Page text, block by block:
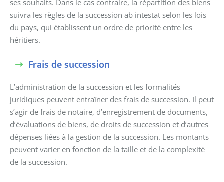
ses souhaits. Dans le cas contraire, la répartition des biens
suivra les règles de la succession ab intestat selon les lois
du pays, qui établissent un ordre de priorité entre les
héritiers.
Frais de succession
L’administration de la succession et les formalités
juridiques peuvent entraîner des frais de succession. Il peut
s’agir de frais de notaire, d’enregistrement de documents,
d’évaluations de biens, de droits de succession et d’autres
dépenses liées à la gestion de la succession. Les montants
peuvent varier en fonction de la taille et de la complexité
de la succession.